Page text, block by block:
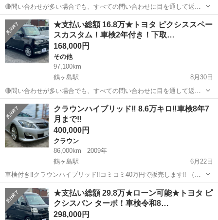
🔴問い合わせが多い場合でも、すべての問い合わせに目を通して返信
しておりますので、気にせずお気軽にお問い合わせください😊 ◆出品
番号◆ S5J1730 ◆支払い総額◆ 13.8万円 上記の金額は、消費税、リ
サイクル券等...
埼玉 川越市 鶴ヶ島駅 その他 車両
★支払い総額 16.8万★トヨタ ピクシススペー
スカスタム！車検2年付き！下取…
168,000円
その他
97,100km
鶴ヶ島駅
8月30日
🔴問い合わせが多い場合でも、すべての問い合わせに目を通して返信
しておりますので、気にせずお気軽にお問い合わせください😊 ◆出品
番号◆ M5H2839 ◆支払い総額◆ 16.8万円 上記の金額は、消費税、リ
サイクル券等...
埼玉 川越市 鶴ヶ島駅 その他
クラウンハイブリッド‼️ 8.6万キロ‼️車検8年7
月まで‼️
400,000円
クラウン
86,000km
2009年
鶴ヶ島駅
6月22日
車検付き‼️クラウンハイブリッド‼️コミコミ40万円で販売します‼️ （諸
経費・リサイクル券・自動車税など全て込みの価格になります） 試
乗・現車確認大歓迎‼️ メーカー名 トヨタ 車種名 クラ
ウンハイブリッ...
埼玉 川越市 鶴ヶ島駅 クラウン ハイブリッド
★支払い総額 29.8万★ローン可能★トヨタ ピ
クシスバン ターボ！車検令和8…
298,000円